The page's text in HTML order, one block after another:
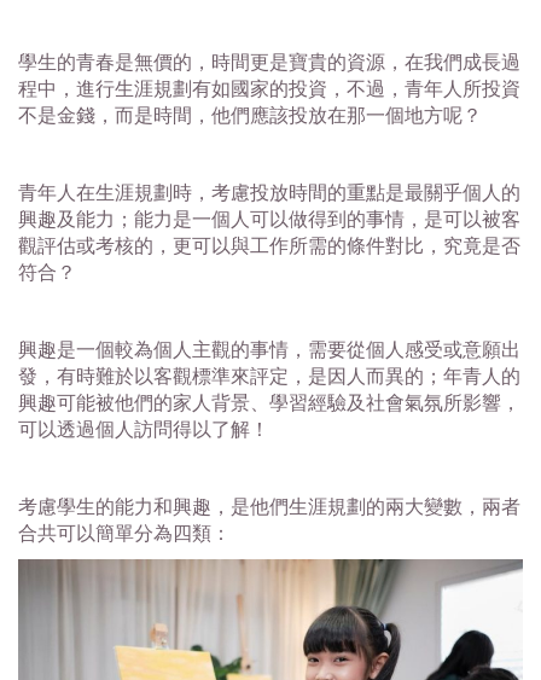
學生的青春是無價的，時間更是寶貴的資源，在我們成長過
程中，進行生涯規劃有如國家的投資，不過，青年人所投資
不是金錢，而是時間，他們應該投放在那一個地方呢？
青年人在生涯規劃時，考慮投放時間的重點是最關乎個人的
興趣及能力；能力是一個人可以做得到的事情，是可以被客
觀評估或考核的，更可以與工作所需的條件對比，究竟是否
符合？
興趣是一個較為個人主觀的事情，需要從個人感受或意願出
發，有時難於以客觀標準來評定，是因人而異的；年青人的
興趣可能被他們的家人背景、學習經驗及社會氣氛所影響，
可以透過個人訪問得以了解！
考慮學生的能力和興趣，是他們生涯規劃的兩大變數，兩者
合共可以簡單分為四類：